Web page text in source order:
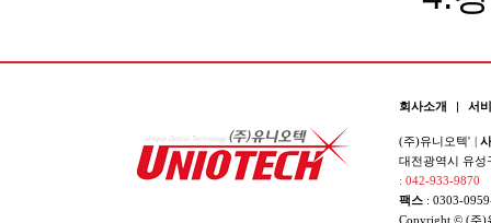
회사소개 | 서
(주)유니오텍' |
대전광역시 유성
: 042-933-9870
팩스 : 0303-
Copyright © (주)